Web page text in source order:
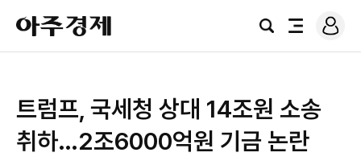
아
주
경
검
전
로
그
트럼프, 국세청 상대 14조원 소송
취하…2조6000억원 기금 논란